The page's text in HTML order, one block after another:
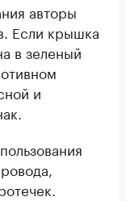
авторы
Если крышка
в зеленый
и